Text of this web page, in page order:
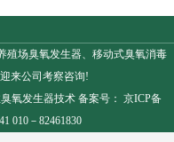
殖场臭氧发生器、移动式臭氧消毒
来公司考察咨询!
臭氧发生器技术 备案号： 京ICP备
010－82461830